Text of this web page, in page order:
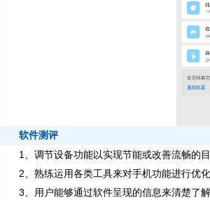
软件测评
1、调节设备功能以实现节能或改善流畅的目
2、熟练运用各类工具来对手机功能进行优化
3、用户能够通过软件呈现的信息来清楚了解